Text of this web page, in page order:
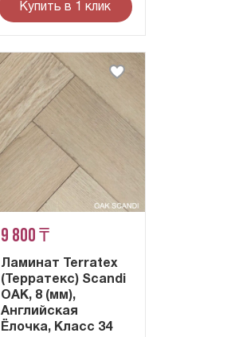
Купить в 1 клик
9 800 ₸
Ламинат Terratex
(Терратекс) Scandi
OAK, 8 (мм),
Английская
Ёлочка, Класс 34